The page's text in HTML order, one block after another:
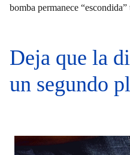
bomba permanece
Deja que la
un segundo